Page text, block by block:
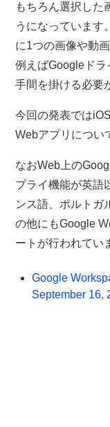
もちろん選択した
うになっています
に1つの画像や動
例えばGoogleドラ
手間を掛ける必要
今回の発表では
Webアプリについ
なおWeb上の
プライ機能が英語
ンス語、ポルトガ
の他にもGoogle
ートが行われてい
Google
September 16,